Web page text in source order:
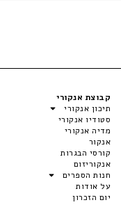
קבוצת אנקורי
תיכון אנקורי
סטודיו אנקורי
מדיה אנקורי
אנקור
קורסי הבגרות
אנקוריזום
חנות הספרים
על אודות
יום הזכרון